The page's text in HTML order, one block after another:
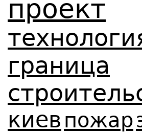
проект
граница
киев пожар